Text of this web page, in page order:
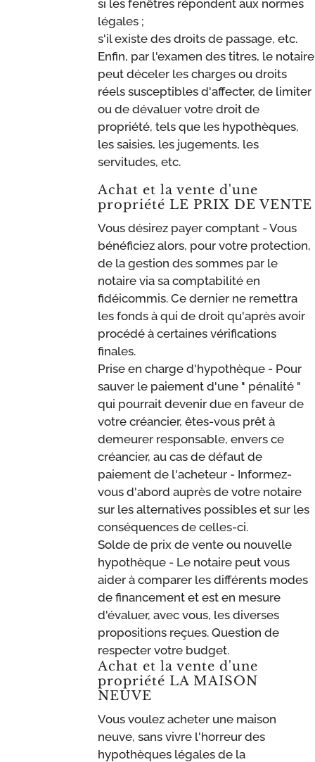
si les fenêtres répondent aux normes
légales ;
s'il existe des droits de passage, etc.
Enfin, par l'examen des titres, le notaire
peut déceler les charges ou droits
réels susceptibles d'affecter, de limiter
ou de dévaluer votre droit de
propriété, tels que les hypothèques,
les saisies, les jugements, les
servitudes, etc.
Achat et la vente d'une
propriété LE PRIX DE VENTE
Vous désirez payer comptant - Vous
bénéficiez alors, pour votre protection,
de la gestion des sommes par le
notaire via sa comptabilité en
fidéicommis. Ce dernier ne remettra
les fonds à qui de droit qu'après avoir
procédé à certaines vérifications
finales.
Prise en charge d'hypothèque - Pour
sauver le paiement d'une " pénalité "
qui pourrait devenir due en faveur de
votre créancier, êtes-vous prêt à
demeurer responsable, envers ce
créancier, au cas de défaut de
paiement de l'acheteur - Informez-
vous d'abord auprès de votre notaire
sur les alternatives possibles et sur les
conséquences de celles-ci.
Solde de prix de vente ou nouvelle
hypothèque - Le notaire peut vous
aider à comparer les différents modes
de financement et est en mesure
d'évaluer, avec vous, les diverses
propositions reçues. Question de
respecter votre budget.
Achat et la vente d'une
propriété LA MAISON
NEUVE
Vous voulez acheter une maison
neuve, sans vivre l'horreur des
hypothèques légales de la